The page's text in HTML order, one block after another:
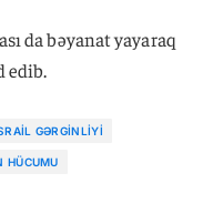
da bəyanat yayaraq
edib.
GƏRGINLIYI
HÜCUMU